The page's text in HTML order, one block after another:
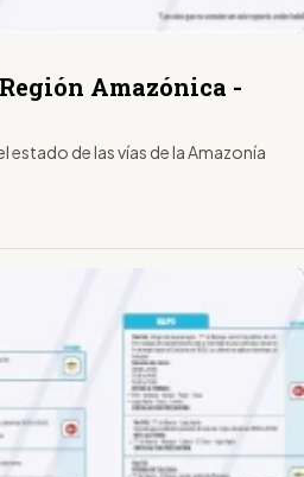
Amazónica -
de las vías de la Amazonía